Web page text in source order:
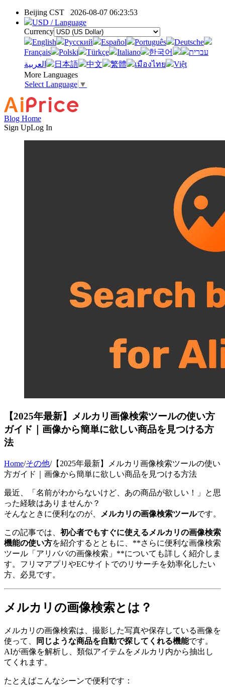
Beijing CST 2026-08-07 06:23:53
USD / Language
Currency
English
Pусский Español Português
Deutsche
Français
Polski Türkçe Italiano 한국어
עברית
العربية
日本語 中文 繁體 เมืองไทย
Việt
More Languages
Select Language ▼
Blog Home
Sign UpLog In
【2025年最新】メルカリ画像検索ツールの使い方
ガイド｜画像から簡単に欲しい商品を見つける方
法
Home/その他/【2025年最新】メルカリ画像検索ツールの使い
方ガイド｜画像から簡単に欲しい商品を見つける方法
最近、「名前がわからないけど、あの商品が欲しい！」と思
った経験はありませんか？
そんなときに便利なのが、
メルカリの画像検索ツールです。
この記事では、 初心者でもすぐに使えるメルカリの画像検索
機能の使い方を紹介するとともに、**さらに便利な画像検索
ツール「アリババの画像検索」**についても詳しく紹介しま
す。フリマアプリやECサイトでのリサーチを効率化したい
方、必見です。
メルカリの画像検索とは？
メルカリの画像検索は、撮影した写真や保存している画像を
使って、
同じような商品を自動で探してくれる機能です。
AIが画像を解析し、類似アイテムをメルカリ内から抽出し
てくれます。
たとえばこんなシーンで便利です：